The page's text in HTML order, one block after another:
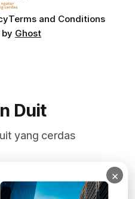
Terms and Conditions
Ghost
Duit
yang cerdas
Subscribe
×